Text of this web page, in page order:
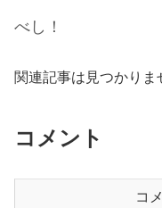
べし！
関連記事は見つかりま
コメント
コ